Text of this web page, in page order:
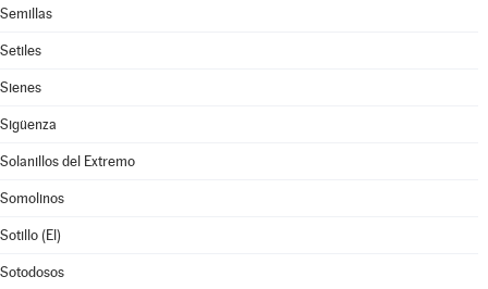
Semillas
Setiles
Sienes
Sigüenza
Solanillos del Extremo
Somolinos
Sotillo (El)
Sotodosos